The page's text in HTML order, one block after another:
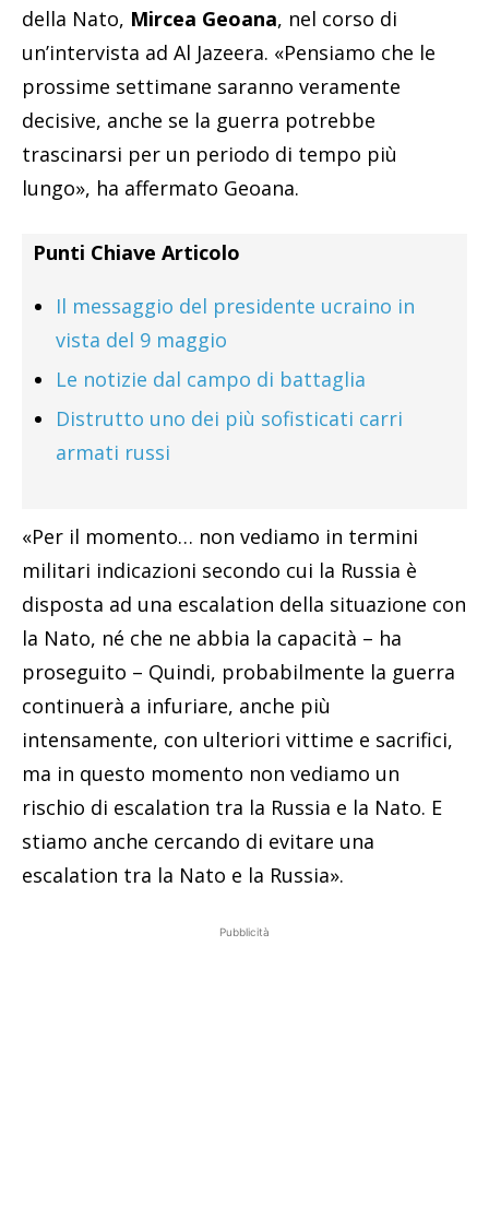
della Nato, Mircea Geoana, nel corso di
un’intervista ad Al Jazeera. «Pensiamo che le
prossime settimane saranno veramente
decisive, anche se la guerra potrebbe
trascinarsi per un periodo di tempo più
lungo», ha affermato Geoana.
Punti Chiave Articolo
Il messaggio del presidente ucraino in
vista del 9 maggio
Le notizie dal campo di battaglia
Distrutto uno dei più sofisticati carri
armati russi
«Per il momento… non vediamo in termini
militari indicazioni secondo cui la Russia è
disposta ad una escalation della situazione con
la Nato, né che ne abbia la capacità – ha
proseguito – Quindi, probabilmente la guerra
continuerà a infuriare, anche più
intensamente, con ulteriori vittime e sacrifici,
ma in questo momento non vediamo un
rischio di escalation tra la Russia e la Nato. E
stiamo anche cercando di evitare una
escalation tra la Nato e la Russia».
Pubblicità